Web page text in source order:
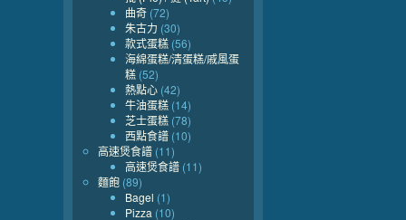
曲奇 (72)
朱古力 (30)
款式蛋糕 (56)
海綿蛋糕/清蛋糕/戚風蛋
糕 (52)
熱點心 (42)
牛油蛋糕 (14)
芝士蛋糕 (78)
西點食譜 (10)
高速煲食譜 (11)
高速煲食譜 (11)
麵飽 (89)
Bagel (1)
Pizza (10)